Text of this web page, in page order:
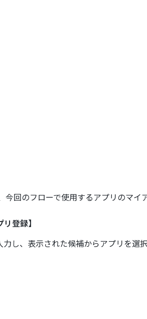
今回のフローで使用するアプリのマ
登録】
し、表示された候補からアプリを選